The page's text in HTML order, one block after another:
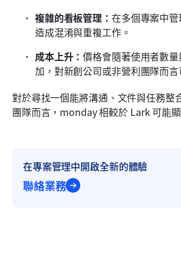
複雜的看板管理： 在多個專案中
造成混淆與重複工作。
成本上升：價格會隨著使用者數
加，對新創公司或非營利團隊而言
對於尋找一個能將溝通、文件與任務整
團隊而言，monday 相較於 Lark 可能
在專案管理中開啟全新的體驗
聯絡業務